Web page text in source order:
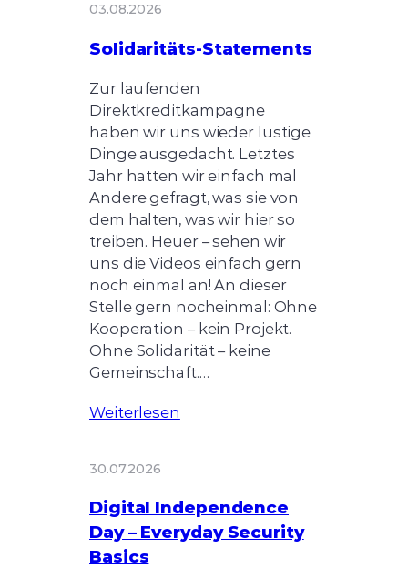
03.08.2026
Solidaritäts-Statements
Zur laufenden
Direktkreditkampagne
haben wir uns wieder lustige
Dinge ausgedacht. Letztes
Jahr hatten wir einfach mal
Andere gefragt, was sie von
dem halten, was wir hier so
treiben. Heuer – sehen wir
uns die Videos einfach gern
noch einmal an! An dieser
Stelle gern nocheinmal: Ohne
Kooperation – kein Projekt.
Ohne Solidarität – keine
Gemeinschaft.…
Weiterlesen
30.07.2026
Digital Independence
Day – Everyday Security
Basics